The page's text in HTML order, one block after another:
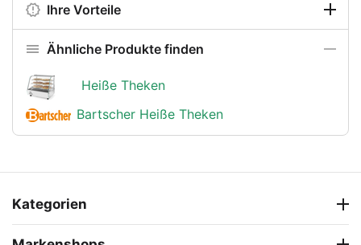
Ihre Vorteile
Ähnliche Produkte finden
Heiße Theken
Bartscher Heiße Theken
Kategorien